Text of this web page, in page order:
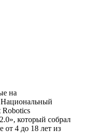
на
Национальный
Robotics
который собрал
от 4 до 18 лет из